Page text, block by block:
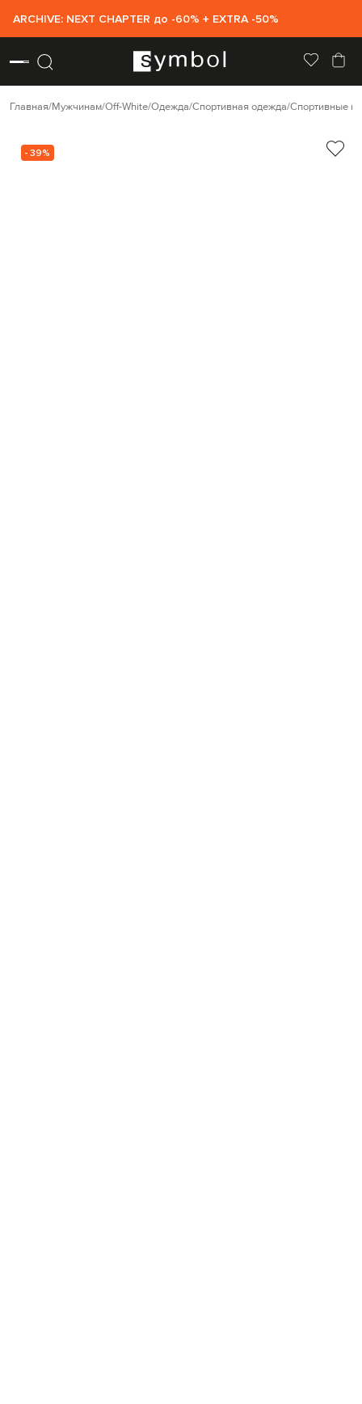
ARCHIVE: NEXT CHAPTER до -60% + EXTRA -50%
Главная Мужчинам Off-White Одежда Спортивная одежда Спортивные
- 39%